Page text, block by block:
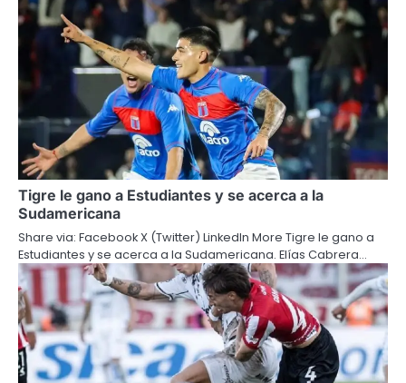
Tigre le gano a Estudiantes y se acerca a la
Sudamericana
Share via: Facebook X (Twitter) LinkedIn More Tigre le gano a
Estudiantes y se acerca a la Sudamericana. Elías Cabrera…